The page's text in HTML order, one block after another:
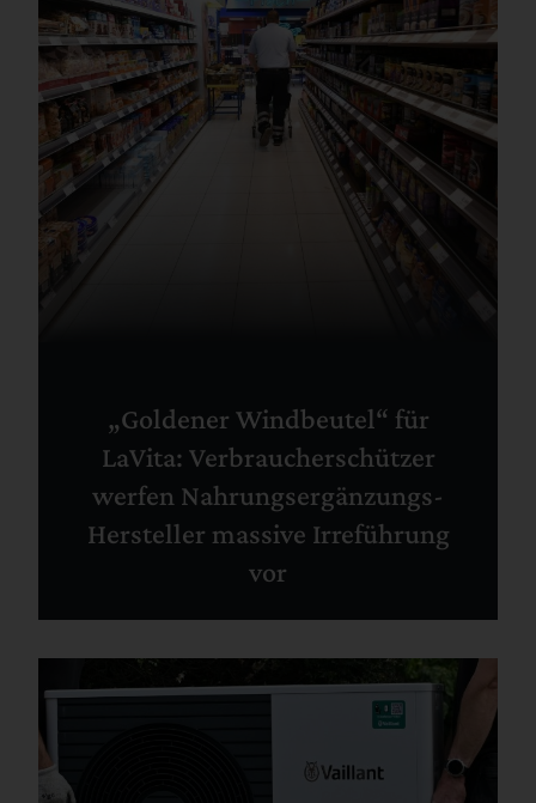
„Goldener Windbeutel“ für
LaVita: Verbraucherschützer
werfen Nahrungsergänzungs-
Hersteller massive Irreführung
vor